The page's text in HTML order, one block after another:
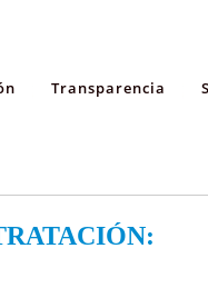
Transparencia